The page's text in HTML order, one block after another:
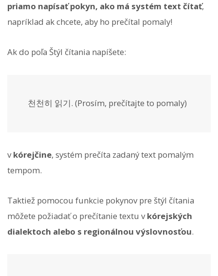
priamo napísať pokyn, ako má systém text čítať,
napríklad ak chcete, aby ho prečítal pomaly!
Ak do poľa Štýl čítania napíšete:
천천히 읽기. (Prosím, prečítajte to pomaly)
vkórejčine, systém prečíta zadaný text pomalým
tempom.
Taktiež pomocou funkcie pokynov pre štýl čítania
môžete požiadať o prečítanie textu vkórejských
dialektoch alebo s regionálnou výslovnosťou.